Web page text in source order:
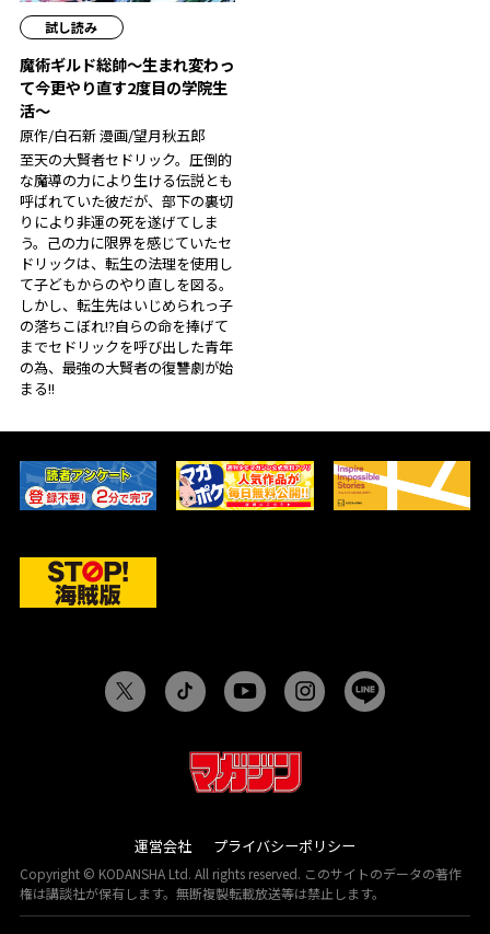
試し読み
魔術ギルド総帥～生まれ変わっ
て今更やり直す2度目の学院生
活～
原作/白石新 漫画/望月秋五郎
至天の大賢者セドリック。圧倒的
な魔導の力により生ける伝説とも
呼ばれていた彼だが、部下の裏切
りにより非運の死を遂げてしま
う。己の力に限界を感じていたセ
ドリックは、転生の法理を使用し
て子どもからのやり直しを図る。
しかし、転生先はいじめられっ子
の落ちこぼれ!?自らの命を捧げて
までセドリックを呼び出した青年
の為、最強の大賢者の復讐劇が始
まる!!
運営会社 プライバシーポリシー
Copyright © KODANSHA Ltd. All rights reserved. このサイトのデータの著作
権は講談社が保有します。無断複製転載放送等は禁止します。